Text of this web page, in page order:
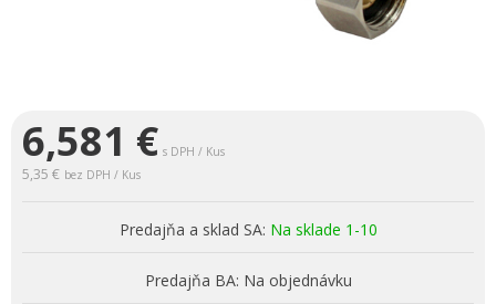
6,581 € s DPH / Kus
5,35 € bez DPH / Kus
Predajňa a sklad SA: Na sklade 1-10
Predajňa BA: Na objednávku